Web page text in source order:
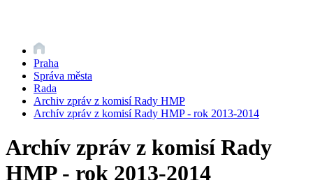
Praha
Správa města
Rada
Archiv zpráv z komisí Rady HMP
Archív zpráv z komisí Rady HMP - rok 2013-2014
Archív zpráv z komisí Rady
HMP - rok 2013-2014